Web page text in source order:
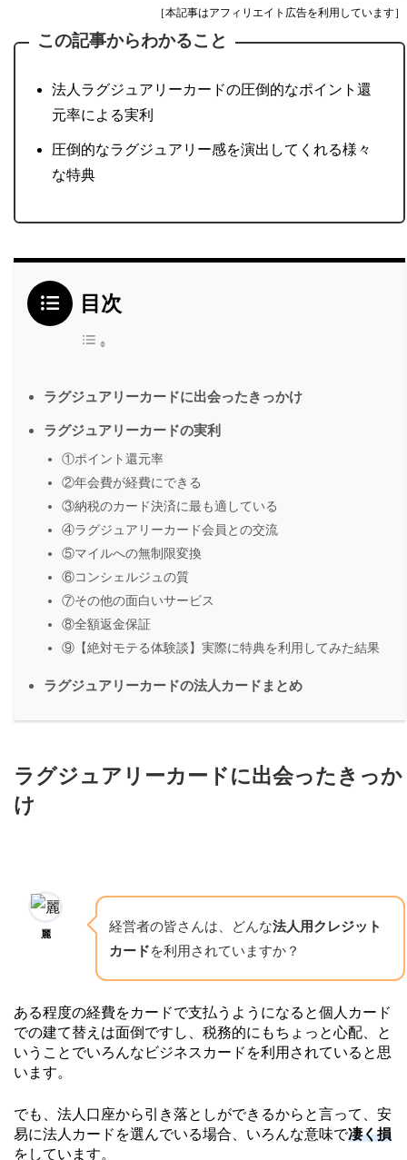
［本記事はアフィリエイト広告を利用しています］
この記事からわかること
法人ラグジュアリーカードの圧倒的なポイント還
元率による実利
圧倒的なラグジュアリー感を演出してくれる様々
な特典
目次
ラグジュアリーカードに出会ったきっかけ
ラグジュアリーカードの実利
①ポイント還元率
②年会費が経費にできる
③納税のカード決済に最も適している
④ラグジュアリーカード会員との交流
⑤マイルへの無制限変換
⑥コンシェルジュの質
⑦その他の面白いサービス
⑧全額返金保証
⑨【絶対モテる体験談】実際に特典を利用してみた結果
ラグジュアリーカードの法人カードまとめ
ラグジュアリーカードに出会ったきっか
け
麗 経営者の皆さんは、どんな法人用クレジット
カードを利用されていますか？
ある程度の経費をカードで支払うようになると個人カード
での建て替えは面倒ですし、税務的にもちょっと心配、と
いうことでいろんなビジネスカードを利用されていると思
います。
でも、法人口座から引き落としができるからと言って、安
易に法人カードを選んでいる場合、いろんな意味で凄く損
をしています。